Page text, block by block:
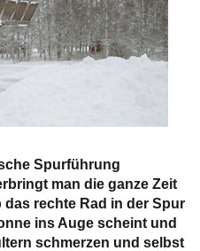
Spurführung
man die ganze Zeit
rechte Rad in der Spur
ins Auge scheint und
schmerzen und selbst